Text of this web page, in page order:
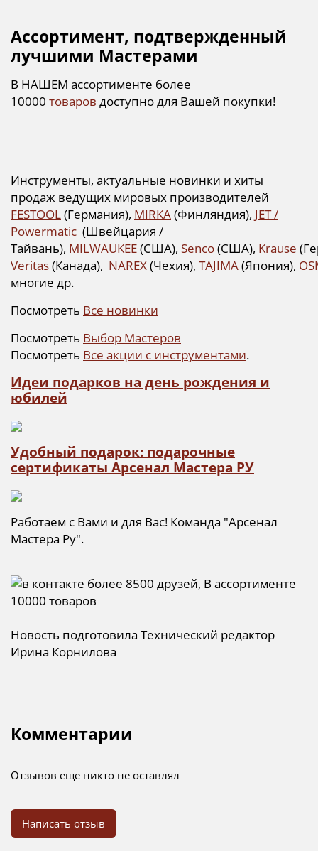
Ассортимент, подтвержденный
лучшими Мастерами
В НАШЕМ ассортименте более
10000 товаров доступно для Вашей покупки!
Инструменты, актуальные новинки и хиты
продаж ведущих мировых производителей
FESTOOL(Германия), MIRKA(Финляндия), JET /
Powermatic (Швейцария /
Тайвань), MILWAUKEE(США), Senco(США), Krause
Veritas(Канада), NAREX(Чехия), TAJIMA(Япония),
многие др.
Посмотреть Все новинки
Посмотреть Выбор Мастеров
Посмотреть Все акции с инструментами.
Идеи подарков на день рождения и
юбилей
Удобный подарок: подарочные
сертификаты Арсенал Мастера РУ
Работаем с Вами и для Вас! Команда "Арсенал
Мастера Ру".
Новость подготовила Технический редактор
Ирина Корнилова
Комментарии
Отзывов еще никто не оставлял
Написать отзыв